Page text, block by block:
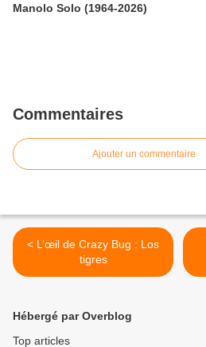
Manolo Solo (1964-2026)
Commentaires
Ajouter un commentaire
< L’œil de Crazy Bug : Los
tigres
Hébergé par Overblog
Top articles